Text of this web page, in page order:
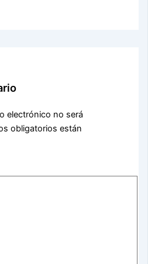
electrónico no será
obligatorios están